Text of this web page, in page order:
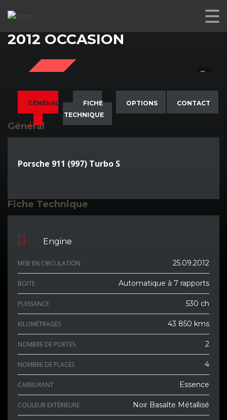
2012 OCCASION
SOLD
GÉNÉRAL
FICHE
TECHNIQUE
OPTIONS CONTACT
Général
Porsche 911 (997) Turbo S
Fiche Technique
Engine
MISE EN CIRCULATION 25.09.2012
BOITE Automatique à 7 rapports
PUISSANCE 530 ch
KILOMÉTRAGES 43 850 kms
NOMBRE DE PORTES 2
NOMBRE DE PLACES 4
CARBURANT Essence
COULEUR EXTÉRIEURE Noir Basalte Métallisé